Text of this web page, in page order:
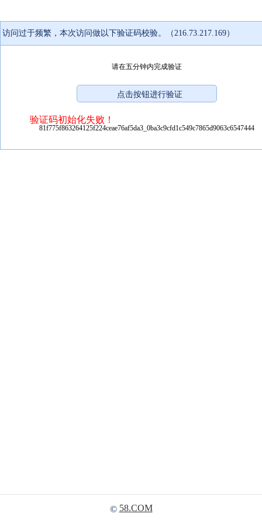
访问过于频繁，本次访问做以下验证码校验。（216.73.217.169）
请在五分钟内完成验证
验证码初始化失败！
81f775f863264125f224ceae76af5da3_0ba3c9cfd1c549c7865d9063c6547444
© 58.COM